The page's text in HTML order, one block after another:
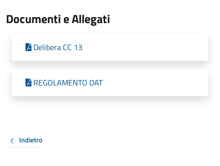
Documenti e Allegati
Delibera CC 13
REGOLAMENTO DAT
Indietro